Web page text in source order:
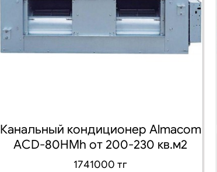
Канальный кондиционер Almacom
AСD-80HMh от 200-230 кв.м2
1741000 тг